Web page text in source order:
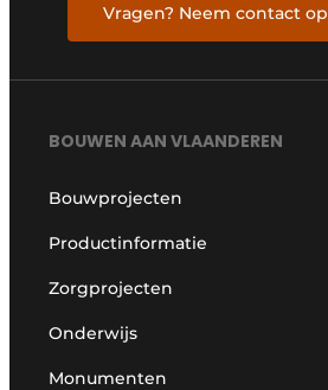
Vragen? Neem contact op
BOUWEN AAN VLAANDEREN
Bouwprojecten
Productinformatie
Zorgprojecten
Onderwijs
Monumenten